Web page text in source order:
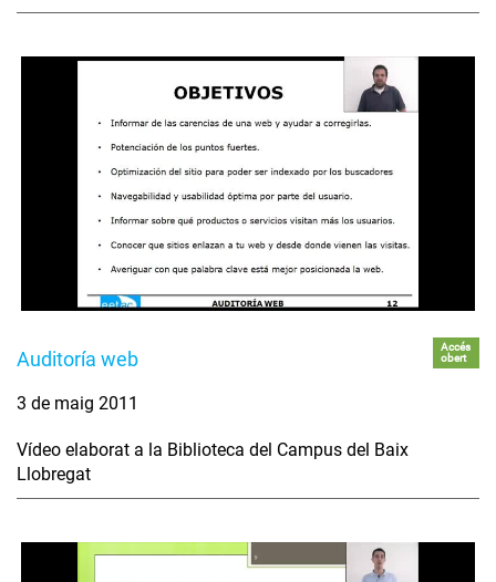
Auditoría web
Accés
obert
3 de maig 2011
Vídeo elaborat a la Biblioteca del Campus del Baix
Llobregat